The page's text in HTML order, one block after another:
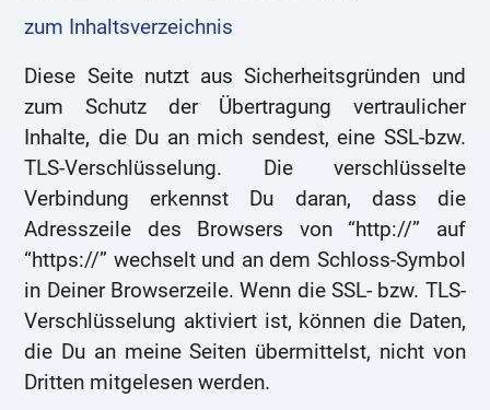
zum Inhaltsverzeichnis
Diese Seite nutzt aus Sicherheitsgründen und
zum Schutz der Übertragung vertraulicher
Inhalte, die Du an mich sendest, eine SSL-bzw.
TLS-Verschlüsselung. Die verschlüsselte
Verbindung erkennst Du daran, dass die
Adresszeile des Browsers von “http://” auf
“https://” wechselt und an dem Schloss-Symbol
in Deiner Browserzeile. Wenn die SSL- bzw. TLS-
Verschlüsselung aktiviert ist, können die Daten,
die Du an meine Seiten übermittelst, nicht von
Dritten mitgelesen werden.